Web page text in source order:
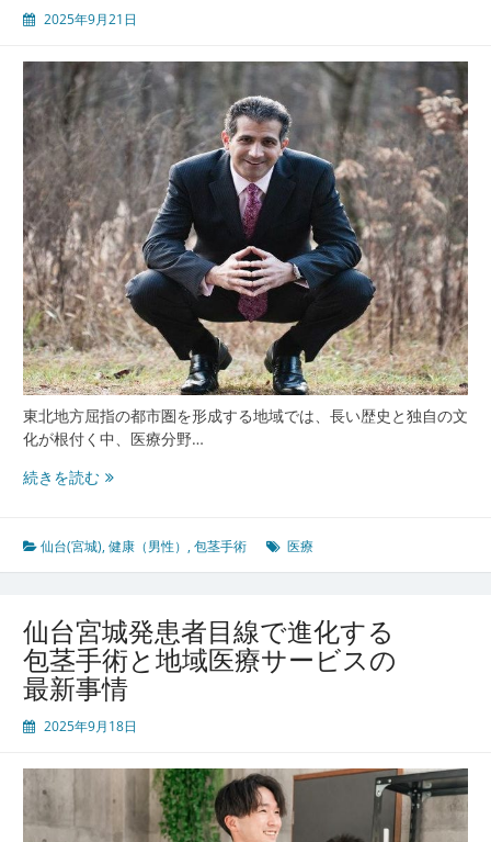
尿
医
療
と
包
茎
手
術
安
心
し
て
受
け
る
た
め
の
新
向
2025年9月21日
東北地方屈指の都市圏を形成する地域では、長い歴史と独自の文
化が根付く中、医療分野…
続きを読む仙
城
発
性
医
療
の
最
前
茎
仙台(宮城),健康（男性） ,包茎手術 医療
仙台宮城発患者目線で進化する
包茎手術と地域医療サービスの
最新事情
2025年9月18日